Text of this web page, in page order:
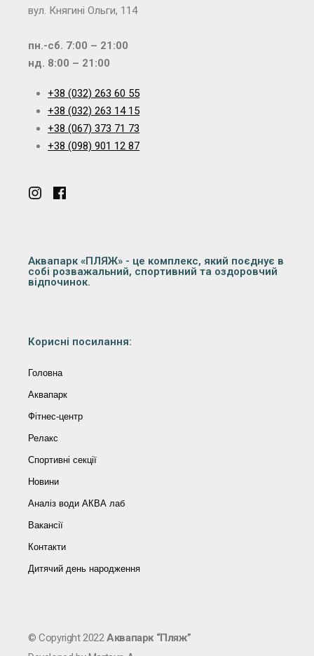
вул. Княгині Ольги, 114
пн.-сб. 7:00 – 21:00
нд. 8:00 – 21:00
+38 (032) 263 60 55
+38 (032) 263 14 15
+38 (067) 373 71 73
+38 (098) 901 12 87
Аквапарк «ПЛЯЖ» - це комплекс, який поєднує в
собі розважальний, спортивний та оздоровчий
відпочинок.
Корисні посилання:
Головна
Аквапарк
Фітнес-центр
Релакс
Спортивні секції
Новини
Аналіз води АКВА лаб​
Вакансії
Контакти
Дитячий день народження
© Copyright 2022Аквапарк “Пляж”